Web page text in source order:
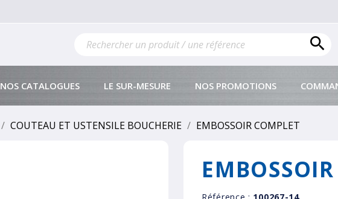

NOS CATALOGUES LE SUR-MESURE NOS PROMOTIONS
COUTEAU ET USTENSILE BOUCHERIE EMBOSSOIR COMPLET